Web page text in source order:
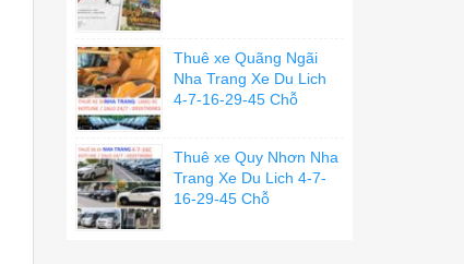
Thuê xe Quãng Ngãi
Nha Trang Xe Du Lich
4-7-16-29-45 Chỗ
Thuê xe Quy Nhơn Nha
Trang Xe Du Lich 4-7-
16-29-45 Chỗ